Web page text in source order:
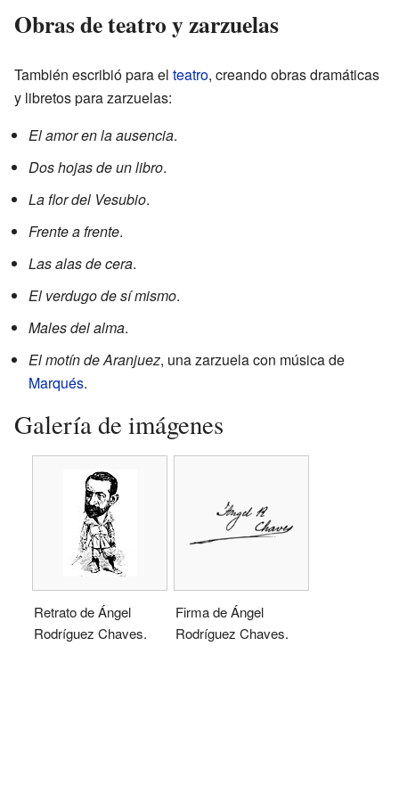
Obras de teatro y zarzuelas
También escribió para el teatro, creando obras dramáticas
y libretos para zarzuelas:
El amor en la ausencia.
Dos hojas de un libro.
La flor del Vesubio.
Frente a frente.
Las alas de cera.
El verdugo de sí mismo.
Males del alma.
El motín de Aranjuez, una zarzuela con música de
Marqués.
Galería de imágenes
Retrato de Ángel
Rodríguez Chaves.
Firma de Ángel
Rodríguez Chaves.